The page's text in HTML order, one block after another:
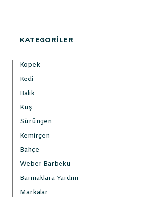
KATEGORİLER
Köpek
Kedi
Balık
Kuş
Sürüngen
Kemirgen
Bahçe
Weber Barbekü
Barınaklara Yardım
Markalar